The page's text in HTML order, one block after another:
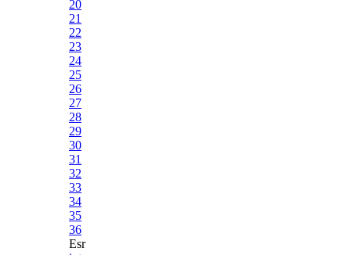
20
21
22
23
24
25
26
27
28
29
30
31
32
33
34
35
36
Esr